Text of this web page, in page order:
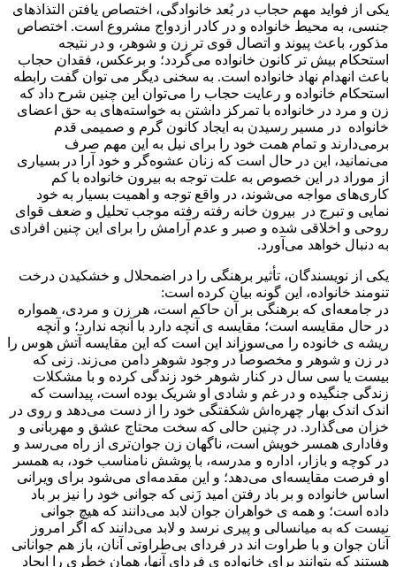
یکی از فواید مهم حجاب در بُعد خانوادگی، اختصاص یافتن التذاذهای
جنسی، به محیط خانواده و در کادر ازدواج مشروع است. اختصاص
مذکور، باعث پیوند و اتصال قوی تر زن و شوهر، و در نتیجه
استحکام بیش تر کانون خانواده میگردد؛ و برعکس، فقدان حجاب
باعث انهدام نهاد خانواده است. به سخنی دیگر می توان گفت رابطه
استحکام خانواده و رعایت حجاب را می‌توان این چنین شرح داد که
زن و مرد در خانواده با تمرکز داشتن به خواسته‌های‌ به حق اعضای
خانواده در مسیر رسیدن به ایجاد کانون گرم و صمیمی قدم
برمی‌دارند و تمام همت خود را برای نیل به این مهم صرف
می‌نمانید، این در حال است که زنان عشوه‌گر و خود آرا در بسیاری
از موراد در این خصوص به علت توجه به بیرون خانواده با کم
کاری‌های مواجه می‌شوند، در واقع توجه و اهمیت بسیار به خود
نمایی و تبرج در بیرون خانه رفته رفته موجب تحلیل و ضعف قوای
روحی و اخلاقی شده و صبر و عدم آرامش را برای این چنین افرادی
به دنبال خواهد می‌آورد.
یکی از نویسندگان، تأثیر برهنگی را در اضمحلال و خشکیدن درخت
تنومند خانواده، این گونه بیان کرده است:
در جامعه ای که برهنگی بر آن حاکم است، هر زن و مردی، همواره
در حال مقایسه است؛ مقایسه ی آنچه دارد با آنچه ندارد؛ و آنچه
ریشه ی خانوده را میسوزاند این است که این مقایسه آتش هوس را
در زن و شوهر و مخصوصاً در وجود شوهر دامن میزند. زنی که
بیست یا سی سال در کنار شوهر خود زندگی کرده و با مشکلات
زندگی جنگیده و در غم و شادی او شریک بوده است، پیداست که
اندک اندک بهار چهره اش شکفتگی خود را از دست میدهد و روی در
خزان میگذارد. در چنین حالی که سخت محتاج عشق و مهربانی و
وفاداری همسر خویش است، ناگهان زن جوانتری از راه میرسد و
در کوچه و بازار، اداره و مدرسه، با پوشش نامناسب خود، به همسر
او فرصت مقایسه ای میدهد؛ و این مقدمه ای میشود برای ویرانی
اساس خانواده و بر باد رفتن امید زَنی که جوانی خود را نیز بر باد
داده است؛ و همه ی خواهران جوان لابد میدانند که هیچ جوانی
نیست که به میانسالی و پیری نرسد و لابد میدانند که اگر امروز
آنان جوان و با طراوت اند در فردای بیطراوتی آنان، باز هم جوانانی
هستند که بتوانند برای خانواده ی فردای آنها، همان خطری را ایجاد